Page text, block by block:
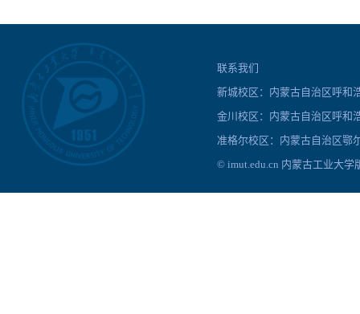
联系我们
新城校区：内蒙古自治区呼
金川校区：内蒙古自治区呼
准格尔校区：内蒙古自治区
© imut.edu.cn 内蒙古工业大